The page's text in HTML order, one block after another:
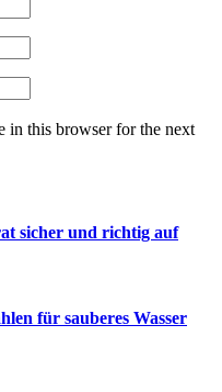
in this browser for the next
sicher und richtig auf
für sauberes Wasser